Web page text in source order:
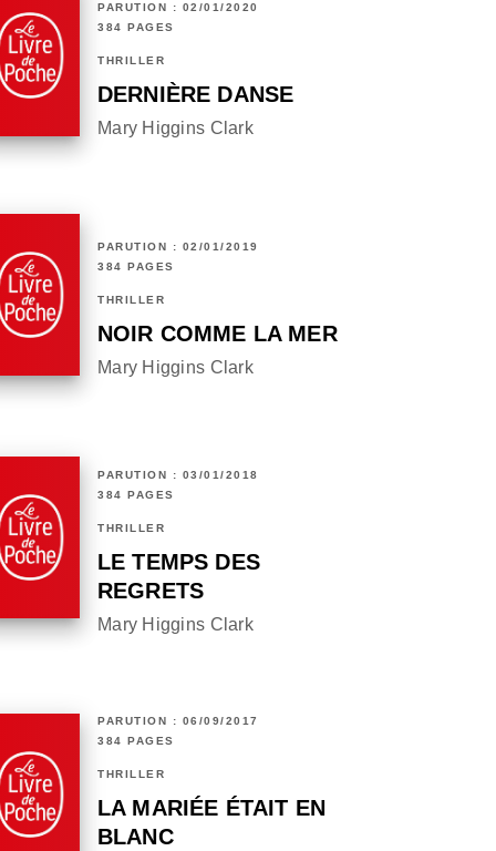
PARUTION : 02/01/2020
384 PAGES
THRILLER
DERNIÈRE DANSE
Mary Higgins Clark
PARUTION : 02/01/2019
384 PAGES
THRILLER
NOIR COMME LA MER
Mary Higgins Clark
PARUTION : 03/01/2018
384 PAGES
THRILLER
LE TEMPS DES
REGRETS
Mary Higgins Clark
PARUTION : 06/09/2017
384 PAGES
THRILLER
LA MARIÉE ÉTAIT EN
BLANC